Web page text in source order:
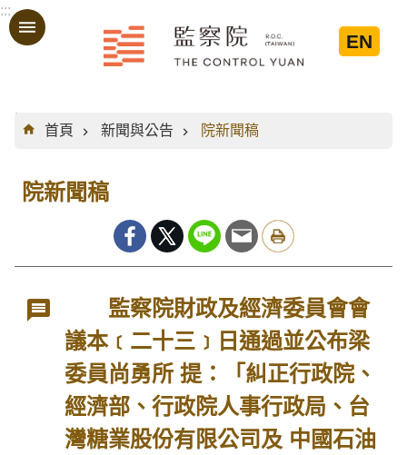
跳到主要內容區塊
:::
EN
:::
首頁
新聞與公告 院新聞稿
院新聞稿
監察院財政及經濟委員會會
議本﹝二十三﹞日通過並公布梁
委員尚勇所 提：「糾正行政院、
經濟部、行政院人事行政局、台
灣糖業股份有限公司及 中國石油